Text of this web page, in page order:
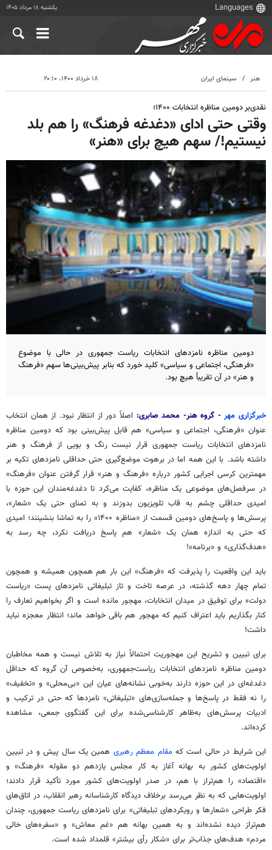
یکشنبه ۱۸ مرداد ۱۴۰۵
هنر سینمای ایران ۱۸ خرداد ۱۴۰۰، ۲۰:۱۰
نقدی‌بر دومین مناظره انتخابات ۱۴۰۰؛
وقتی حتی ادای «دغدغه فرهنگ» را هم بلد
نیستیم!/ سهم هیچ برای «هنر»
دومین مناظره نامزدهای انتخابات ریاست جمهوری در حالی با موضوع
«فرهنگی، اجتماعی و سیاسی» کلید خورد که بنابر پیش‌بینی‌ها سهم «فرهنگ
و هنر» در آن تقریباً‌ هیچ بود.
خبرگزاری مهر- گروه هنر- محمد صابری: اصلاً دور از انتظار نبود. از همان انتخاب
عنوان «فرهنگی، اجتماعی و سیاسی» هم قابل پیش‌بینی بود که دومین مناظره
نامزدهای انتخابات ریاست جمهوری قرار نیست رنگ و بویی از فرهنگ و هنر
داشته باشد. با این همه اما در برهوت موضع‌گیری حتی حداقلی نامزدهای تکیه بر
مهمترین کرسی اجرایی کشور درباره «فرهنگ و هنر» قرار گرفتن عنوان «فرهنگ»
در سرفصل‌های موضوعی یک مناظره، کفایت می‌کرد تا دغدغه‌مندان این حوزه با
امیدی حداقلی چشم به قاب تلویزیون بدوزند و به تمنای حتی یک «شعار»،
پرسش‌ها و پاسخ‌های دومین قسمت از «مناظره ۱۴۰۰» را به تماشا بنشینند؛ امیدی
که حتی به اندازه همان یک «شعار» هم پاسخ دریافت نکرد، چه رسد به
«هدف‌گذاری» و «برنامه»!
باید این واقعیت را پذیرفت که «فرهنگ» این بار هم همچون همیشه و همچون
تمام چهار دهه گذشته، در عرصه تاخت و تاز تبلیغاتی نامزدهای پست «ریاست
دولت» برای توفیق در میدان انتخابات، مهجور مانده است و اگر بخواهیم تعارف را
کنار بگذاریم باید اعتراف کنیم که مهجور هم باقی خواهد ماند؛ انتظار معجزه نباید
داشت!
برای تبیین و تشریح این مهجوریت احتمالاً نیاز به تلاش نیست و همه مخاطبان
دومین مناظره نامزدهای انتخابات ریاست‌جمهوری، به‌خصوص آن گروه که حداقل
دغدغه‌ای در این حوزه دارند به‌خوبی نشانه‌های عیان این «بی‌محلی» و «تخفیف»
را نه فقط در پاسخ‌ها و جمله‌سازی‌های «تبلیغاتی» نامزدها که حتی در ترکیب و
ادبیات پرسش‌های به‌ظاهر کارشناسی‌شده برای این گفتگوی جمعی، مشاهده
کرده‌اند.
این شرایط در حالی است کهمقام معظم رهبری همین یک سال پیش و در تبیین
اولویت‌های کشور به بهانه آغاز به کار مجلس یازدهم دو مقوله «فرهنگ» و
«اقتصاد» را هم‌تراز با هم، در صدر اولویت‌های کشور مورد تأکید قرار دادند؛
اولویت‌هایی که به نظر می‌رسد برخلاف دیدگاه کارشناسانه رهبر انقلاب، در اتاق‌های
فکر طراحی «شعارها و رویکردهای تبلیغاتی» برای نامزدهای ریاست جمهوری، چندان
هم‌تراز دیده نشده‌اند و به همین بهانه هم «غم معاش» و «سفره‌های خالی
مردم» هدف‌های جذاب‌تر برای «شکار رأی بیشتر» قلمداد شده است.